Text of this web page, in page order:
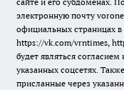
электронную почту
официальных страницах в
https://vk.com/vrntimes,
будет являться
указанных соцсетях.
присланные через